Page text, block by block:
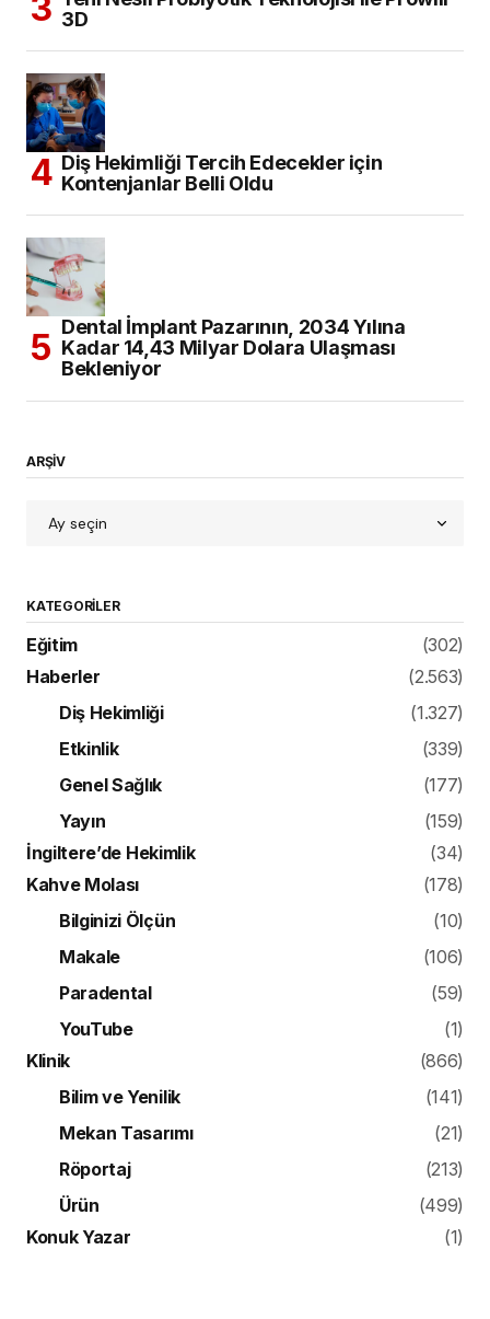
3D
Diş Hekimliği Tercih Edecekler için
Kontenjanlar Belli Oldu
Dental İmplant Pazarının, 2034 Yılına
Kadar 14,43 Milyar Dolara Ulaşması
Bekleniyor
ARŞİV
KATEGORILER
Eğitim
(302)
Haberler
(2.563)
Diş Hekimliği
(1.327)
Etkinlik
(339)
Genel Sağlık
(177)
Yayın
(159)
İngiltere’de Hekimlik
(34)
Kahve Molası
(178)
Bilginizi Ölçün
(10)
Makale
(106)
Paradental
(59)
YouTube
(1)
Klinik
(866)
Bilim ve Yenilik
(141)
Mekan Tasarımı
(21)
Röportaj
(213)
Ürün
(499)
Konuk Yazar
(1)